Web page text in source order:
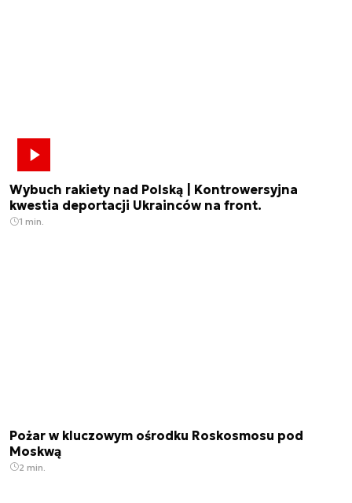
Wybuch rakiety nad Polską | Kontrowersyjna
kwestia deportacji Ukrainców na front.
1 min.
Pożar w kluczowym ośrodku Roskosmosu pod
Moskwą
2 min.